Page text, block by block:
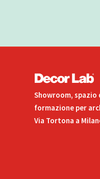
Showroom, spazio
formazione per
Via Tortona a